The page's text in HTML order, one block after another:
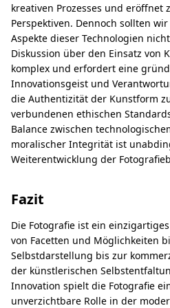
kreativen Prozesses und eröffnet
Perspektiven. Dennoch sollten
Aspekte dieser Technologien
Diskussion über den Einsatz von
komplex und erfordert eine
Innovationsgeist und
die Authentizität der Kunstform
verbundenen ethischen
Balance zwischen
moralischer Integrität ist
Weiterentwicklung der
Fazit
Die Fotografie ist ein
von Facetten und Möglichkeiten
Selbstdarstellung bis zur
der künstlerischen
Innovation spielt die Fotografie
unverzichtbare Rolle in der